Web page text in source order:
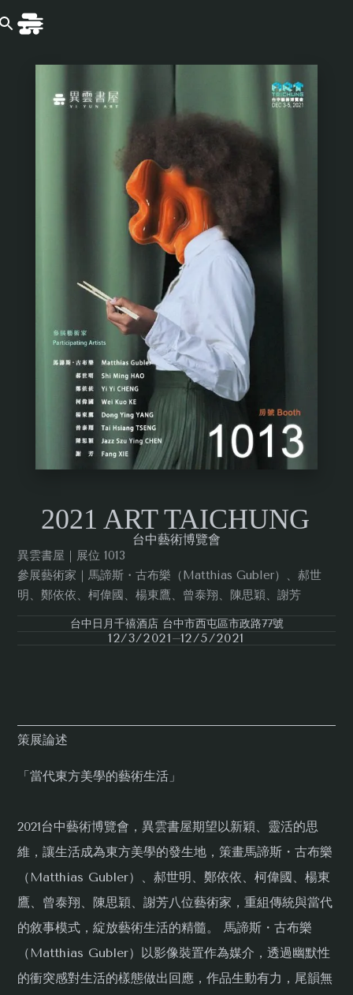
2021 ART TAICHUNG
台中藝術博覽會
異雲書屋｜展位 1013
參展藝術家｜馬諦斯・古布樂（Matthias Gubler）、郝世
明、鄭依依、柯偉國、楊東鷹、曾泰翔、陳思穎、謝芳
台中日月千禧酒店 台中市西屯區市政路77號
12/3/2021 12/5/2021
策展論述
「當代東方美學的藝術生活」
2021台中藝術博覽會，異雲書屋期望以新穎、靈活的思
維，讓生活成為東方美學的發生地，策畫馬諦斯・古布樂
（Matthias Gubler）、郝世明、鄭依依、柯偉國、楊東
鷹、曾泰翔、陳思穎、謝芳八位藝術家，重組傳統與當代
的敘事模式，綻放藝術生活的精髓。 馬諦斯・古布樂
（Matthias Gubler）以影像裝置作為媒介，透過幽默性
的衝突感對生活的樣態做出回應，作品生動有力，尾韻無